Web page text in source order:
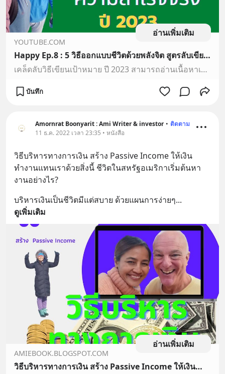
อ่านเพิ่มเติม
YOUTUBE.COM
Happy Ep.8 : 5 วิธีออกแบบชีวิตด้วยพลังจิต สูตรลับเขียนเป้าหมายสู่ความสำเร็จ ปี 2023 ด้วยกฎแรงดึงดูด
เคล็ดลับวิธีเขียนเป้าหมาย ปี 2023 สามารถอ่านเนื้อหาเพิ่มเติมได้ตามลิงค์คะhttps://amiebook.blogspot.com/2022/10/5-2023.htmlชีวิตนักเขียนต่างแดน ติดตามผลงานเขี...
บันทึก
Amornrat Boonyarit : Ami Writer & investor • ติดตาม
11 ธ.ค. 2022 เวลา 23:35 • หนังสือ
วิธีบริหารทางการเงิน สร้าง Passive Income ให้เงิน
ทำงานแทนเราด้วยสิ่งนี้ ชีวิตในสหรัฐอเมริกาเริ่มต้นหา
งานอย่างไร?
บริหารเงินเป็นชีวิตมีแต่สบาย ด้วยแผนการง่ายๆ...
ดูเพิ่มเติม
อ่านเพิ่มเติม
AMIEBOOK.BLOGSPOT.COM
วิธีบริหารทางการเงิน สร้าง Passive Income ให้เงินทำงานแทนเราด้วยสิ่งนี้ ชีวิตในสหรัฐอเมริกาเริ่มต้นหางานอย่างไร?